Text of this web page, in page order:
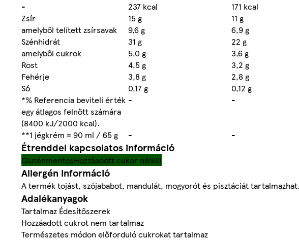
-
237 kcal 171 kcal
Zsír
15 g 11 g
amelyből telített zsírsavak
9,6 g 6,9 g
Szénhidrát
31 g 22 g
amelyből cukrok
5,0 g 3,6 g
Rost
4,5 g 3,2 g
Fehérje
3,8 g 2,8 g
Só
0,17 g 0,12 g
*% Referencia beviteli érték
egy átlagos felnőtt számára
(8400 kJ/2000 kcal).
- -
**1 jégkrém = 90 ml / 65 g - -
Étrenddel kapcsolatos információ
GluténmentesHozzáadott cukor nélkül
Allergén információ
A termék tojást, szójababot, mandulát, mogyorót és pisztáciát tartalmazhat.
Adalékanyagok
Tartalmaz Édesítőszerek
Hozzáadott cukrot nem tartalmaz
Természetes módon előforduló cukrokat tartalmaz